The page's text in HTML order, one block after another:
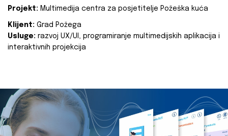
Projekt: Multimedija centra za posjetitelje Požeška kuća
Klijent: Grad Požega
Usluge: razvoj UX/UI, programiranje multimedijskih aplikacija i
interaktivnih projekcija